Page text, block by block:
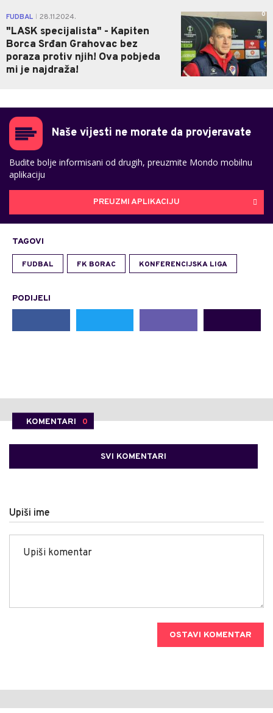
FUDBAL 28.11.2024.
"LASK specijalista" - Kapiten
Borca Srđan Grahovac bez
poraza protiv njih! Ova pobjeda
mi je najdraža!
0
Naše vijesti ne morate da provjeravate
Budite bolje informisani od drugih, preuzmite Mondo mobilnu
aplikaciju
PREUZMI APLIKACIJU
TAGOVI
FUDBAL FK BORAC KONFERENCIJSKA LIGA
PODIJELI
KOMENTARI 0
SVI KOMENTARI
Upiši ime
OSTAVI KOMENTAR